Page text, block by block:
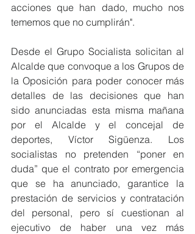
acciones que han dado, mucho nos
tememos que no cumplirán".
Desde el Grupo Socialista solicitan al
Alcalde que convoque a los Grupos de
la Oposición para poder conocer más
detalles de las decisiones que han
sido anunciadas esta misma mañana
por el Alcalde y el concejal de
deportes, Víctor Sigüenza. Los
socialistas no pretenden “poner en
duda” que el contrato por emergencia
que se ha anunciado, garantice la
prestación de servicios y contratación
del personal, pero sí cuestionan al
ejecutivo de haber una vez más